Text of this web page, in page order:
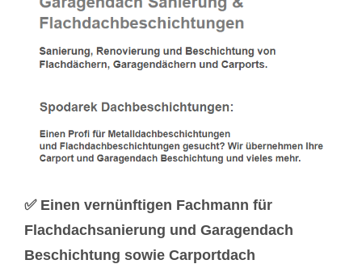
✅ Einen vernünftigen Fachmann für
Flachdachsanierung und Garagendach
Beschichtung sowie Carportdach